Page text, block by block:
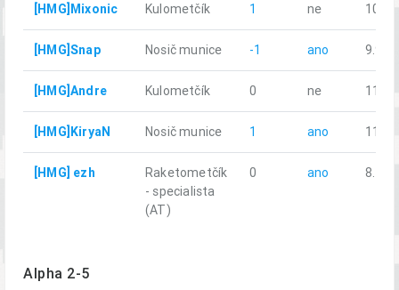
[HMG]Mixonic Kulometčík 1 ne 10.21
[HMG]Snap Nosič munice -1 ano 9.96
[HMG]Andre Kulometčík 0 ne 11.88
[HMG]KiryaN Nosič munice 1 ano 11.09
[HMG] ezh
Raketometčík
- specialista
(AT)
0 ano 8.70
Alpha 2-5